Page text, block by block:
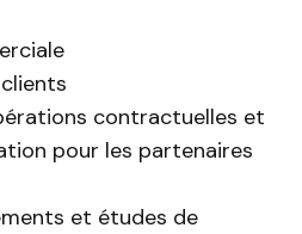
contractuelles et
pour les partenaires
et études de